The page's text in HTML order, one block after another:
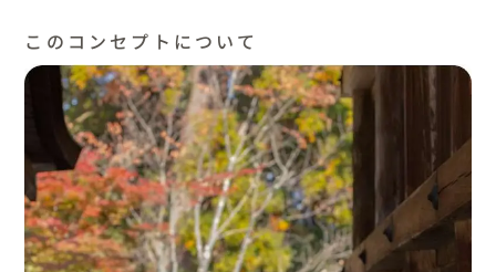
このコンセプトについて